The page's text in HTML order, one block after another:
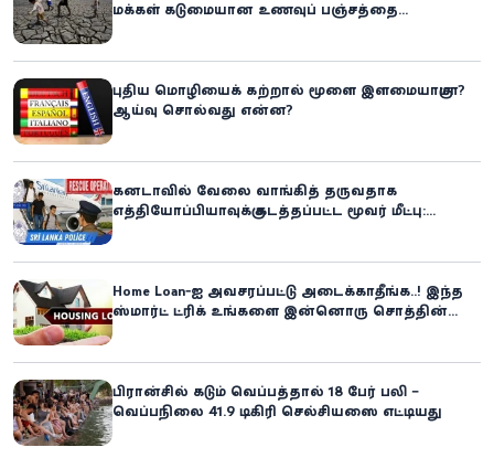
மக்கள் கடுமையான உணவுப் பஞ்சத்தை
புதிய மொழியைக் கற்றால் மூளை இளமையாகுமா?
ஆய்வு சொல்வது என்ன?
கனடாவில் வேலை வாங்கித் தருவதாக
எத்தியோப்பியாவுக்கு கடத்தப்பட்ட மூவர் மீட்பு:
Home Loan-ஐ அவசரப்பட்டு அடைக்காதீங்க..! இந்த
ஸ்மார்ட் ட்ரிக் உங்களை இன்னொரு சொத்தின்
பிரான்சில் கடும் வெப்பத்தால் 18 பேர் பலி –
வெப்பநிலை 41.9 டிகிரி செல்சியஸை எட்டியது